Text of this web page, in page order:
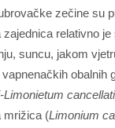
zečine su
zajednica relativno
suncu, jakom
vapnenačkih obalnih
Limonietum cancellati
mrižica (Limonium